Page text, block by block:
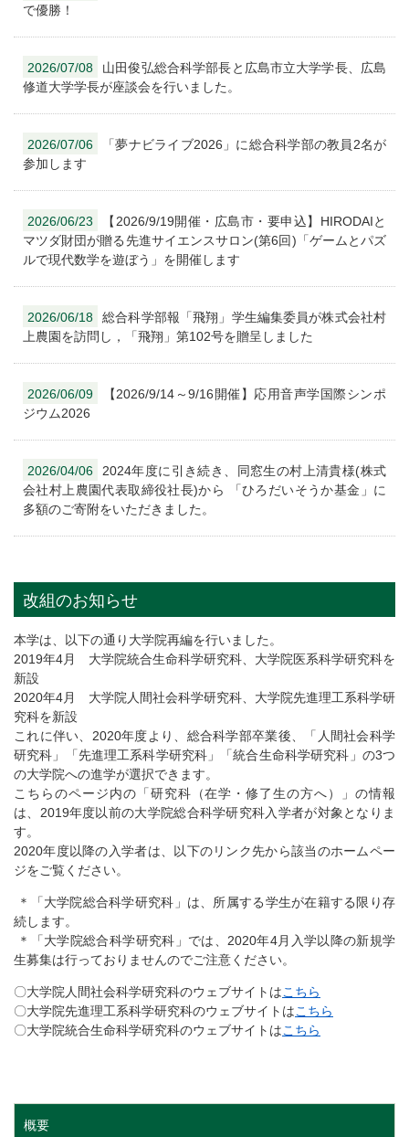
で優勝！
2026/07/08
山田俊弘総合科学部長と広島市立大学学長、広島
修道大学学長が座談会を行いました。
2026/07/06
「夢ナビライブ2026」に総合科学部の教員2名が
参加します
2026/06/23
【2026/9/19開催・広島市・要申込】HIRODAIと
マツダ財団が贈る先進サイエンスサロン(第6回)「ゲームとパズ
ルで現代数学を遊ぼう」を開催します
2026/06/18
総合科学部報「飛翔」学生編集委員が株式会社村
上農園を訪問し，「飛翔」第102号を贈呈しました
2026/06/09
【2026/9/14～9/16開催】応用音声学国際シンポ
ジウム2026
2026/04/06
2024年度に引き続き、同窓生の村上清貴様(株式
会社村上農園代表取締役社長)から 「ひろだいそうか基金」に
多額のご寄附をいただきました。
改組のお知らせ
本学は、以下の通り大学院再編を行いました。
2019年4月 大学院統合生命科学研究科、大学院医系科学研究科を
新設
2020年4月 大学院人間社会科学研究科、大学院先進理工系科学研
究科を新設
これに伴い、2020年度より、総合科学部卒業後、「人間社会科学
研究科」「先進理工系科学研究科」「統合生命科学研究科」の3つ
の大学院への進学が選択できます。
こちらのページ内の「研究科（在学・修了生の方へ）」の情報
は、2019年度以前の大学院総合科学研究科入学者が対象となりま
す。
2020年度以降の入学者は、以下のリンク先から該当のホームペー
ジをご覧ください。
＊「大学院総合科学研究科」は、所属する学生が在籍する限り存
続します。
＊「大学院総合科学研究科」では、2020年4月入学以降の新規学
生募集は行っておりませんのでご注意ください。
〇大学院人間社会科学研究科のウェブサイトはこちら
〇大学院先進理工系科学研究科のウェブサイトはこちら
〇大学院統合生命科学研究科のウェブサイトはこちら
概要